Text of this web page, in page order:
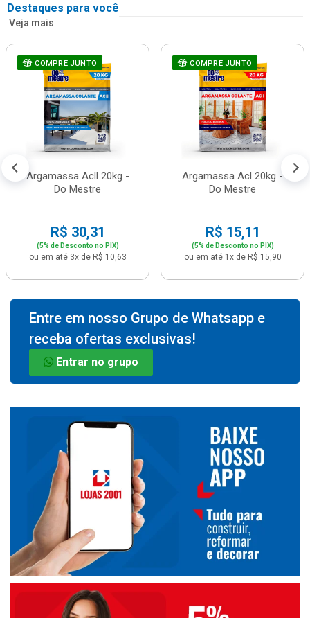
Destaques para você
Veja mais
COMPRE JUNTO
Argamassa Acll 20kg -
Do Mestre
R$ 30,31
(5% de Desconto no PIX)
ou em até 3x de R$ 10,63
COMPRE JUNTO
Argamassa Acl 20kg -
Do Mestre
R$ 15,11
(5% de Desconto no PIX)
ou em até 1x de R$ 15,90
Entre em nosso Grupo de Whatsapp e
receba ofertas exclusivas!
Entrar no grupo